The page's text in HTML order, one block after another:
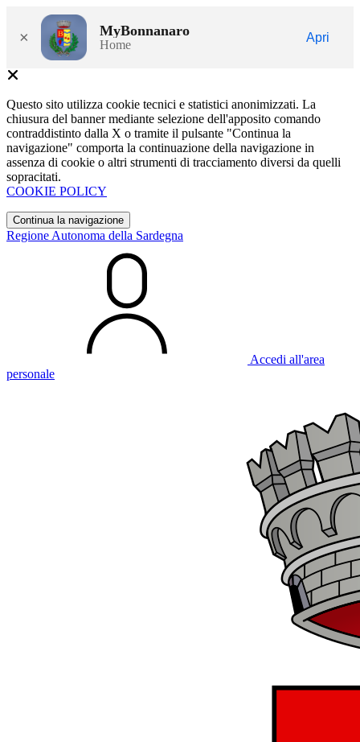
× MyBonnanaro
Home
Apri
Questo sito utilizza cookie tecnici e statistici anonimizzati. La
chiusura del banner mediante selezione dell'apposito comando
contraddistinto dalla X o tramite il pulsante "Continua la
navigazione" comporta la continuazione della navigazione in
assenza di cookie o altri strumenti di tracciamento diversi da quelli
sopracitati.
COOKIE POLICY
Continua la navigazione
Regione Autonoma della Sardegna
Accedi all'area
personale